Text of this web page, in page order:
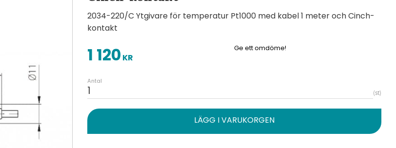
2034-220/C Ytgivare för temperatur Pt1000 med kabel 1 meter och Cinch-
kontakt
1 120 KR
Antal
st
Ge ett omdöme!